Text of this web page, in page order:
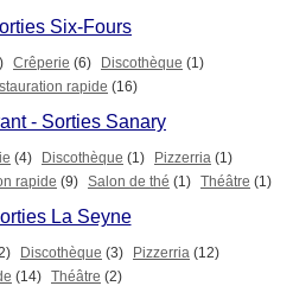
Six-Fours
Crêperie (6) Discothèque (1)
rapide (16)
- Sorties Sanary
(4) Discothèque (1) Pizzerria (1)
rapide (9) Salon de thé (1) Théâtre (1)
La Seyne
Discothèque (3) Pizzerria (12)
(14) Théâtre (2)